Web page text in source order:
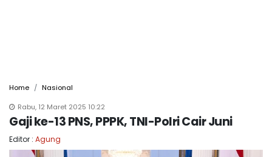
Home
Nasional
Rabu, 12 Maret 2025 10:22
Gaji ke-13 PNS, PPPK, TNI-Polri Cair Juni
Editor : Agung